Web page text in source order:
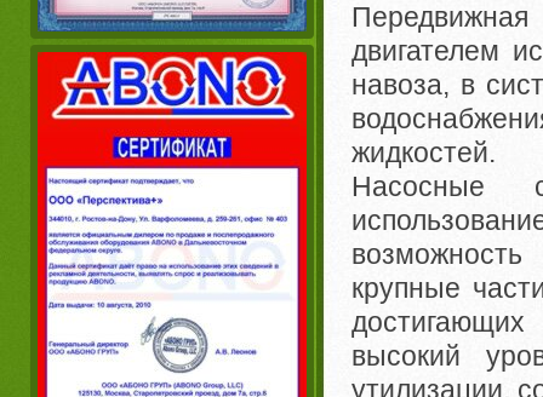
двигателем
навоза, в
жидкостей.
Насосные
крупные
высокий
утилизации,